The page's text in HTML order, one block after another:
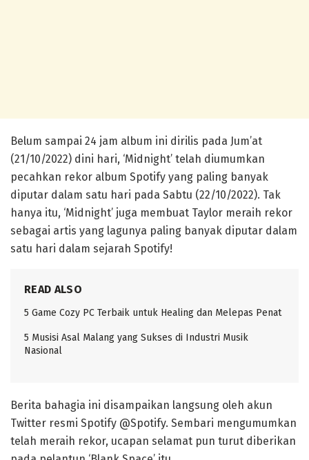
Belum sampai 24 jam album ini dirilis pada Jum’at
(21/10/2022) dini hari, ‘Midnight’ telah diumumkan
pecahkan rekor album Spotify yang paling banyak
diputar dalam satu hari pada Sabtu (22/10/2022). Tak
hanya itu, ‘Midnight’ juga membuat Taylor meraih rekor
sebagai artis yang lagunya paling banyak diputar dalam
satu hari dalam sejarah Spotify!
READ ALSO
5 Game Cozy PC Terbaik untuk Healing dan Melepas Penat
5 Musisi Asal Malang yang Sukses di Industri Musik
Nasional
Berita bahagia ini disampaikan langsung oleh akun
Twitter resmi Spotify @Spotify. Sembari mengumumkan
telah meraih rekor, ucapan selamat pun turut diberikan